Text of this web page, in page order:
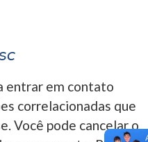
entrar em contato
correlacionadas que
Você pode cancelar o